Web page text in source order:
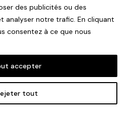
des publicités ou des
analyser notre trafic. En cliquant
consentez à ce que nous
tout
accepter